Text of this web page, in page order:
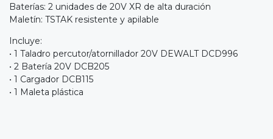
Baterías: 2 unidades de 20V XR de alta duración
Maletín: TSTAK resistente y apilable
Incluye:
• 1 Taladro percutor/atornillador 20V DEWALT DCD996
• 2 Batería 20V DCB205
• 1 Cargador DCB115
• 1 Maleta plástica